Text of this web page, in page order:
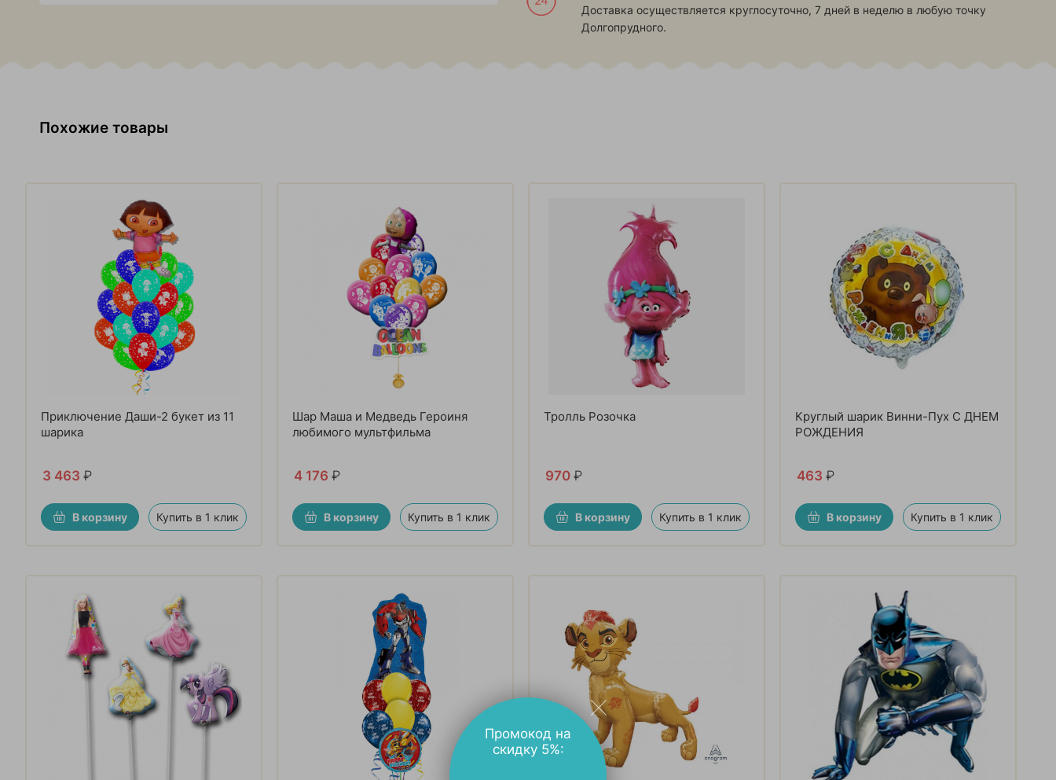
Доставка осуществляется круглосуточно, 7 дней в неделю в любую точку
Долгопрудного.
Похожие товары
Приключение Даши-2 букет из 11
шарика
3 463 ₽
В корзину Купить в 1 клик
Шар Маша и Медведь Героиня
любимого мультфильма
4 176 ₽
В корзину Купить в 1 клик
Тролль Розочка
970 ₽
В корзину Купить в 1 клик
Круглый шарик Винни-Пух С ДНЕМ
РОЖДЕНИЯ
463 ₽
В корзину Купить в 1 клик
Промокод на
скидку 5%: